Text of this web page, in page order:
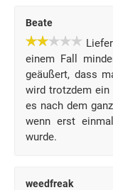
Beate
einem Fall
geäußert, dass
wird trotzdem ein
es nach dem
wenn erst
wurde.
weedfreak